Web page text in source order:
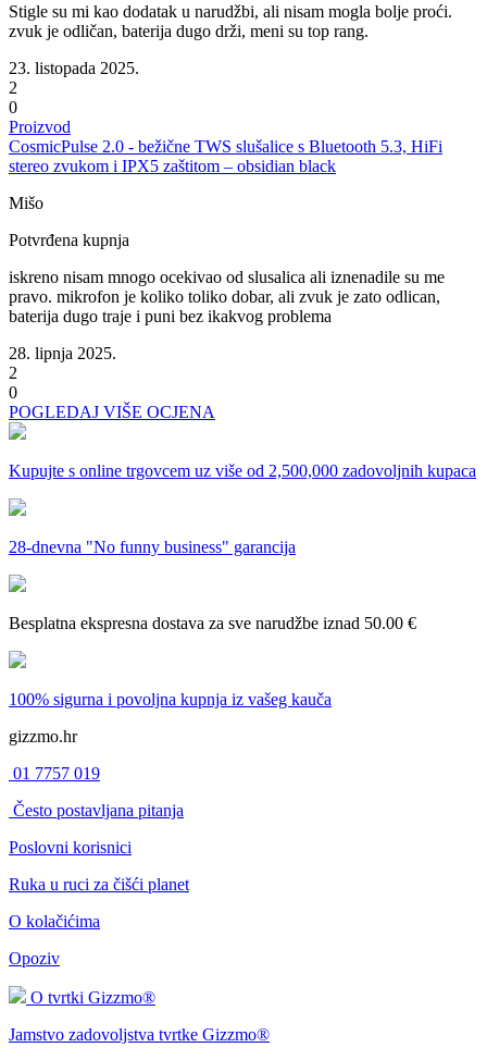
Stigle su mi kao dodatak u narudžbi, ali nisam mogla bolje proći.
zvuk je odličan, baterija dugo drži, meni su top rang.
23. listopada 2025.
2
0
Proizvod
CosmicPulse 2.0 - bežične TWS slušalice s Bluetooth 5.3, HiFi
stereo zvukom i IPX5 zaštitom – obsidian black
Mišo
Potvrđena kupnja
iskreno nisam mnogo ocekivao od slusalica ali iznenadile su me
pravo. mikrofon je koliko toliko dobar, ali zvuk je zato odlican,
baterija dugo traje i puni bez ikakvog problema
28. lipnja 2025.
2
0
POGLEDAJ VIŠE OCJENA
Kupujte s online trgovcem uz više od 2,500,000 zadovoljnih kupaca
28-dnevna "No funny business" garancija
Besplatna ekspresna dostava za sve narudžbe iznad 50.00 €
100% sigurna i povoljna kupnja iz vašeg kauča
gizzmo.hr
01 7757 019
Često postavljana pitanja
Poslovni korisnici
Ruka u ruci za čišći planet
O kolačićima
Opoziv
O tvrtki Gizzmo®
Jamstvo zadovoljstva tvrtke Gizzmo®